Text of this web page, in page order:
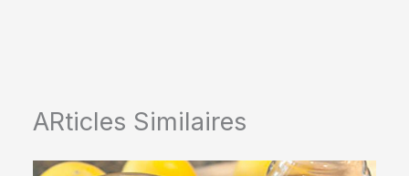
ARticles Similaires